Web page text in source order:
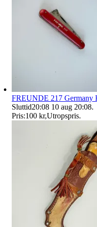
FREUNDE 217 Germany
Sluttid20:08 10 aug 20:08.
Pris:100 kr,Utropspris.